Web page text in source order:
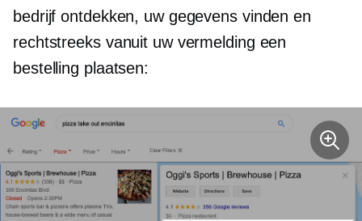
bedrijf ontdekken, uw gegevens vinden en
rechtstreeks vanuit uw vermelding een
bestelling plaatsen: